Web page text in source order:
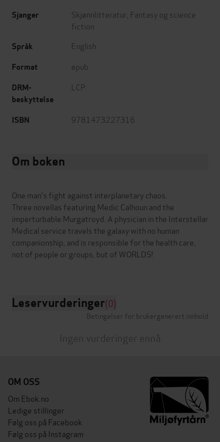
Sjanger Skjønnlitteratur Fantasy og science
fiction
Språk English
Format epub
DRM-
beskyttelse
LCP
ISBN 9781473227316
Om boken
One man's fight against interplanetary chaos.
Three novellas featuring Medic Calhoun and the
imperturbable Murgatroyd. A physician in the Interstellar
Medical service travels the galaxy with no human
companionship, and is responsible for the health care,
not of people or groups, but of WORLDS!
Leservurderinger(0)
Betingelser for brukergenerert innhold
Ingen vurderinger ennå
OM OSS
Om Ebok.no
Ledige stillinger
Følg oss på Facebook
Følg oss på Instagram